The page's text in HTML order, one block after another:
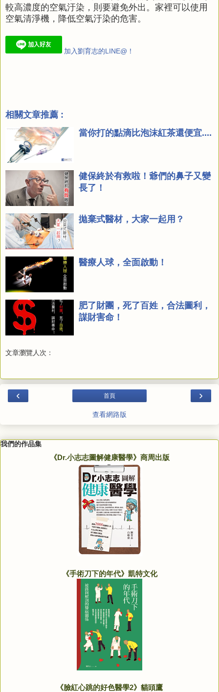
較高濃度的空氣汙染，則要避免外出。家裡可以使用
空氣清淨機，降低空氣汙染的危害。
加入劉育志的LINE@！
相關文章推薦 :
當你打的點滴比泡沫紅茶還便宜....
健保終於有救啦！爺們的鼻子又變
長了！
拋棄式醫材，大家一起用？
醫療人球，全面啟動！
肥了財團，死了百姓，合法圖利，
謀財害命！
文章瀏覽人次：
‹ ›
首頁
查看網路版
我們的作品集
《Dr.小志志圖解健康醫學》商周出版
《手術刀下的年代》凱特文化
《臉紅心跳的好色醫學2》貓頭鷹